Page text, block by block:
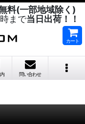
料(一部地域除く)
まで当日出荷！！
カート
問い合わせ